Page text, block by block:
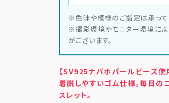
※色味や模様のご指定は承って
※撮影環境やモニター環境によ
がございます。
【SV925ナバホパールビーズ使
着脱しやすいゴム仕様。毎日の
スレット。